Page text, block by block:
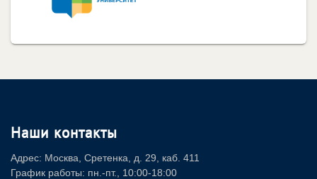
Наши контакты
Адрес: Москва, Сретенка, д. 29, каб. 411
График работы: пн.-пт., 10:00-18:00